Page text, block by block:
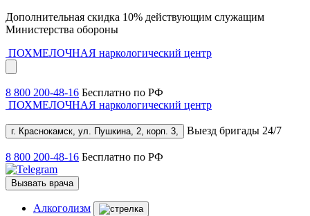
Дополнительная скидка 10% действующим служащим
Министерства обороны
ПОХМЕЛОЧНАЯ наркологический центр
8 800 200-48-16 Бесплатно по РФ
ПОХМЕЛОЧНАЯ наркологический центр
г. Краснокамск, ул. Пушкина, 2, корп. 3, Выезд бригады 24/7
8 800 200-48-16 Бесплатно по РФ
Вызвать врача
Алкоголизм